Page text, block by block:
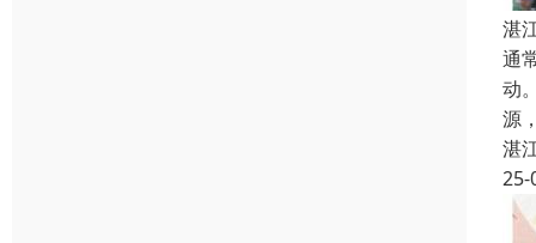
湛
通
动
源
湛
25-